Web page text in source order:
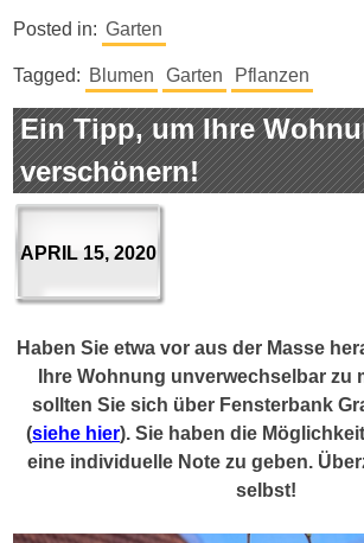
Posted in: Garten
Tagged: Blumen Garten Pflanzen
Ein Tipp, um Ihre
verschönern!
APRIL 15, 2020
Haben Sie etwa vor aus der Masse
Ihre Wohnung unverwechselbar zu
sollten Sie sich über Fensterbank
(siehe hier). Sie haben die
eine individuelle Note zu geben.
selbst!